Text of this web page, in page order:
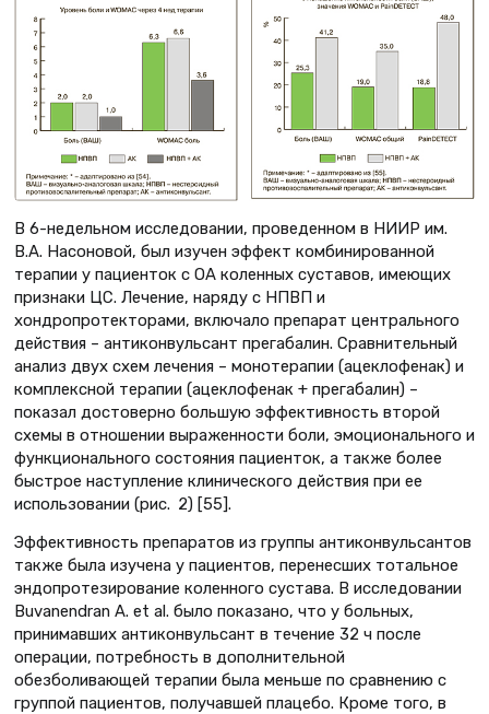
В 6-недельном исследовании, проведенном в НИИР им.
В.А. Насоновой, был изучен эффект комбинированной
терапии у пациенток с ОА коленных суставов, имеющих
признаки ЦС. Лечение, наряду с НПВП и
хондропротекторами, включало препарат центрального
действия – антиконвульсант прегабалин. Сравнительный
анализ двух схем лечения – монотерапии (ацеклофенак) и
комплексной терапии (ацеклофенак + прегабалин) –
показал достоверно большую эффективность второй
схемы в отношении выраженности боли, эмоционального и
функционального состояния пациенток, а также более
быстрое наступление клинического действия при ее
использовании (рис. 2) [55].
Эффективность препаратов из группы антиконвульсантов
также была изучена у пациентов, перенесших тотальное
эндопротезирование коленного сустава. В исследовании
Buvanendran А. et al. было показано, что у больных,
принимавших антиконвульсант в течение 32 ч после
операции, потребность в дополнительной
обезболивающей терапии была меньше по сравнению с
группой пациентов, получавшей плацебо. Кроме того, в